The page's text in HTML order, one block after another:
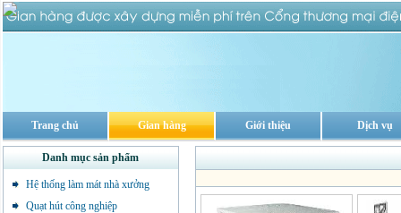
Trang chủ Gian hàng Giới thiệu Dịch vụ
Danh mục sản phẩm
Hệ thống làm mát nhà xưởng
Quạt hút công nghiệp